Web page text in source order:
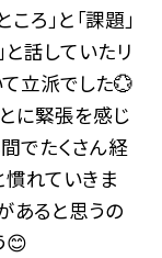
ろ」と「課題」
と話していたリ
立派でした💮
に緊張を感じ
でたくさん経
慣れていきま
あると思うの
😊